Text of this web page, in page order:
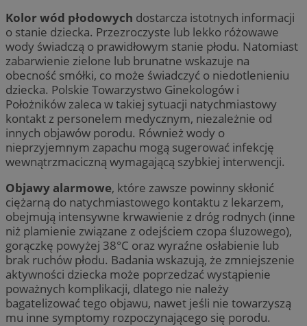
Kolor wód płodowych dostarcza istotnych informacji
o stanie dziecka. Przezroczyste lub lekko różowawe
wody świadczą o prawidłowym stanie płodu. Natomiast
zabarwienie zielone lub brunatne wskazuje na
obecność smółki, co może świadczyć o niedotlenieniu
dziecka. Polskie Towarzystwo Ginekologów i
Położników zaleca w takiej sytuacji natychmiastowy
kontakt z personelem medycznym, niezależnie od
innych objawów porodu. Również wody o
nieprzyjemnym zapachu mogą sugerować infekcję
wewnątrzmaciczną wymagającą szybkiej interwencji.
Objawy alarmowe, które zawsze powinny skłonić
ciężarną do natychmiastowego kontaktu z lekarzem,
obejmują intensywne krwawienie z dróg rodnych (inne
niż plamienie związane z odejściem czopa śluzowego),
gorączkę powyżej 38°C oraz wyraźne osłabienie lub
brak ruchów płodu. Badania wskazują, że zmniejszenie
aktywności dziecka może poprzedzać wystąpienie
poważnych komplikacji, dlatego nie należy
bagatelizować tego objawu, nawet jeśli nie towarzyszą
mu inne symptomy rozpoczynającego się porodu.